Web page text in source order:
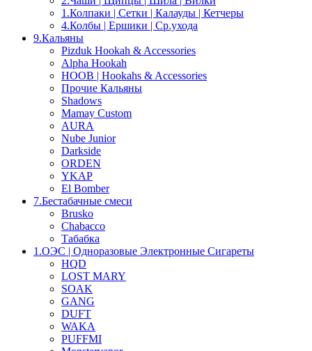
1.Колпаки | Сетки | Калауды | Кетчеры
4.Колбы | Ершики | Cр.ухода
9.Кальяны
Pizduk Hookah & Accessories
Alpha Hookah
HOOB | Hookahs & Accessories
Прочие Кальяны
Shadows
Mamay Custom
AURA
Nube Junior
Darkside
ORDEN
YKAP
El Bomber
7.Бестабачные смеси
Brusko
Chabacco
Табабка
1.OЭС | Одноразовые Электронные Сигареты
HQD
LOST MARY
SOAK
GANG
DUFT
WAKA
PUFFMI